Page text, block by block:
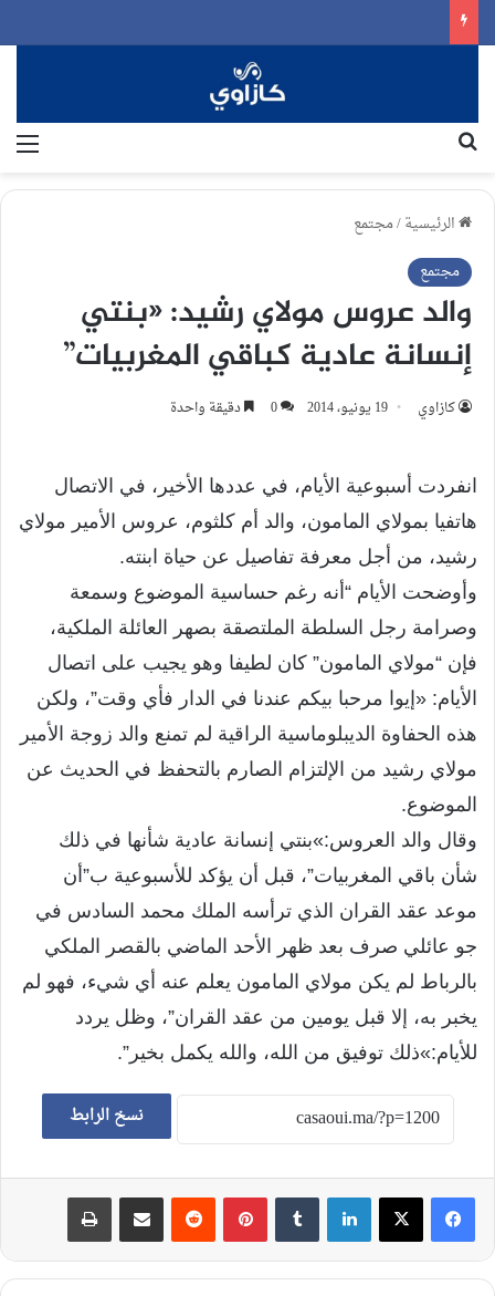
الرئيسية/مجتمع
مجتمع
والد عروس مولاي رشيد: «بنتي
إنسانة عادية كباقي المغربيات”
كازاوي 19 يونيو، 2014 0 دقيقة واحدة
انفردت أسبوعية الأيام، في عددها الأخير، في الاتصال
هاتفيا بمولاي المامون، والد أم كلثوم، عروس الأمير مولاي
رشيد، من أجل معرفة تفاصيل عن حياة ابنته.
وأوضحت الأيام “أنه رغم حساسية الموضوع وسمعة
وصرامة رجل السلطة الملتصقة بصهر العائلة الملكية،
فإن “مولاي المامون” كان لطيفا وهو يجيب على اتصال
الأيام: «إيوا مرحبا بيكم عندنا في الدار فأي وقت”، ولكن
هذه الحفاوة الديبلوماسية الراقية لم تمنع والد زوجة الأمير
مولاي رشيد من الإلتزام الصارم بالتحفظ في الحديث عن
الموضوع.
وقال والد العروس:»بنتي إنسانة عادية شأنها في ذلك
شأن باقي المغربيات”، قبل أن يؤكد للأسبوعية ب”أن
موعد عقد القران الذي ترأسه الملك محمد السادس في
جو عائلي صرف بعد ظهر الأحد الماضي بالقصر الملكي
بالرباط لم يكن مولاي المامون يعلم عنه أي شيء، فهو لم
يخبر به، إلا قبل يومين من عقد القران”، وظل يردد
للأيام:»ذلك توفيق من الله، والله يكمل بخير”.
نسخ الرابط
لينكدإن بينتيريست